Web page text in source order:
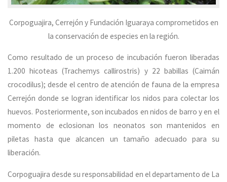
Corpoguajira, Cerrejón y Fundación Iguaraya comprometidos en
la conservación de especies en la región.
Como resultado de un proceso de incubación fueron liberadas
1.200 hicoteas (Trachemys callirostris) y 22 babillas (Caimán
crocodilus); desde el centro de atención de fauna de la empresa
Cerrejón donde se logran identificar los nidos para colectar los
huevos. Posteriormente, son incubados en nidos de barro y en el
momento de eclosionan los neonatos son mantenidos en
piletas hasta que alcancen un tamaño adecuado para su
liberación.
Corpoguajira desde su responsabilidad en el departamento de La